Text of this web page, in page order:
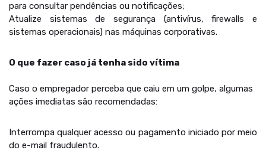
para consultar pendências ou notificações;
Atualize sistemas de segurança (antivírus, firewalls e
sistemas operacionais) nas máquinas corporativas.
O que fazer caso já tenha sido vítima
Caso o empregador perceba que caiu em um golpe, algumas
ações imediatas são recomendadas:
Interrompa qualquer acesso ou pagamento iniciado por meio
do e-mail fraudulento.